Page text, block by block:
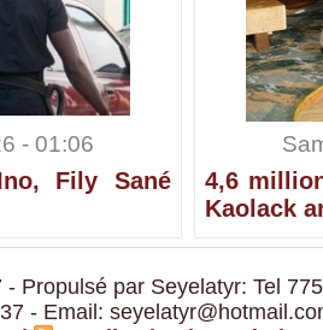
- 01:06
Fily Sané
4,6
Kaolack
Propulsé par Seyelatyr: Tel
- Email: